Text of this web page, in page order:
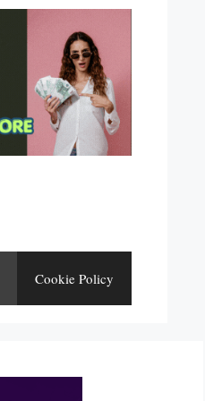
Cookie Policy